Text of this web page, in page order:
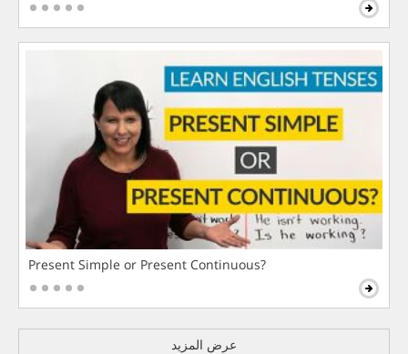
Present Simple or Present Continuous?
عرض المزيد